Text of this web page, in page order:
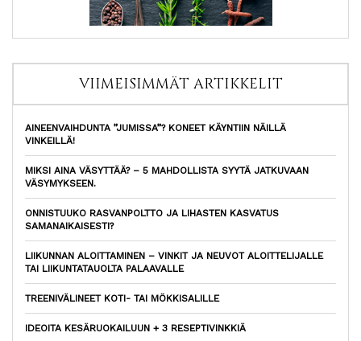
VIIMEISIMMÄT ARTIKKELIT
AINEENVAIHDUNTA ”JUMISSA”? KONEET KÄYNTIIN NÄILLÄ
VINKEILLÄ!
MIKSI AINA VÄSYTTÄÄ? – 5 MAHDOLLISTA SYYTÄ JATKUVAAN
VÄSYMYKSEEN.
ONNISTUUKO RASVANPOLTTO JA LIHASTEN KASVATUS
SAMANAIKAISESTI?
LIIKUNNAN ALOITTAMINEN – VINKIT JA NEUVOT ALOITTELIJALLE
TAI LIIKUNTATAUOLTA PALAAVALLE
TREENIVÄLINEET KOTI- TAI MÖKKISALILLE
IDEOITA KESÄRUOKAILUUN + 3 RESEPTIVINKKIÄ